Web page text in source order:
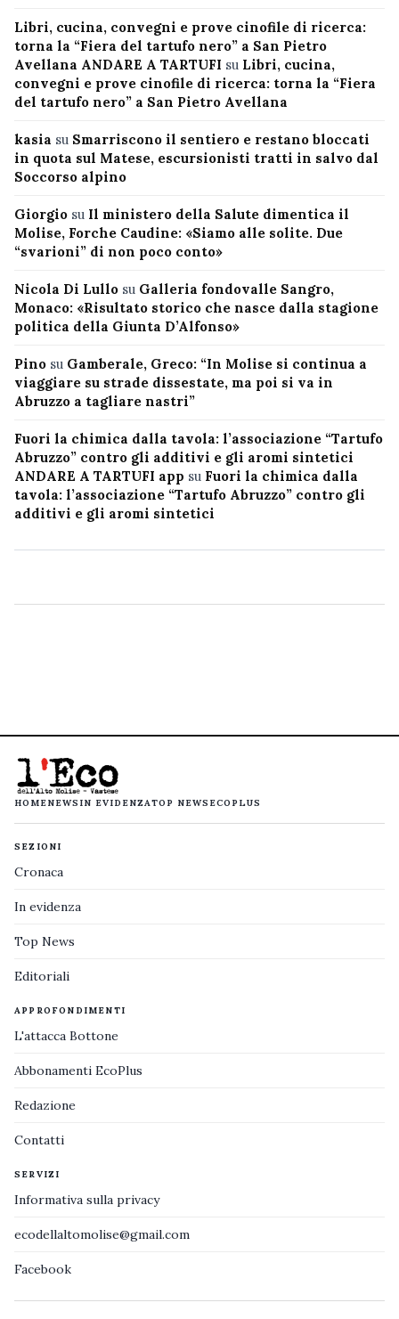
Libri, cucina, convegni e prove cinofile di ricerca:
torna la “Fiera del tartufo nero” a San Pietro
Avellana ANDARE A TARTUFI su Libri, cucina,
convegni e prove cinofile di ricerca: torna la “Fiera
del tartufo nero” a San Pietro Avellana
kasia su Smarriscono il sentiero e restano bloccati
in quota sul Matese, escursionisti tratti in salvo dal
Soccorso alpino
Giorgio su Il ministero della Salute dimentica il
Molise, Forche Caudine: «Siamo alle solite. Due
“svarioni” di non poco conto»
Nicola Di Lullo su Galleria fondovalle Sangro,
Monaco: «Risultato storico che nasce dalla stagione
politica della Giunta D’Alfonso»
Pino su Gamberale, Greco: “In Molise si continua a
viaggiare su strade dissestate, ma poi si va in
Abruzzo a tagliare nastri”
Fuori la chimica dalla tavola: l’associazione “Tartufo
Abruzzo” contro gli additivi e gli aromi sintetici
ANDARE A TARTUFI app su Fuori la chimica dalla
tavola: l’associazione “Tartufo Abruzzo” contro gli
additivi e gli aromi sintetici
HOMENEWS IN EVIDENZATOP NEWS ECOPLUS
SEZIONI
Cronaca
In evidenza
Top News
Editoriali
APPROFONDIMENTI
L'attacca Bottone
Abbonamenti EcoPlus
Redazione
Contatti
SERVIZI
Informativa sulla privacy
ecodellaltomolise@gmail.com
Facebook